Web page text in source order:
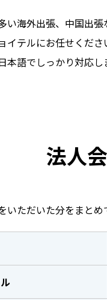
い海外出張、中国出
イテルにお任せくださ
本語でしっかり対応し
法人
いただいた分をまと